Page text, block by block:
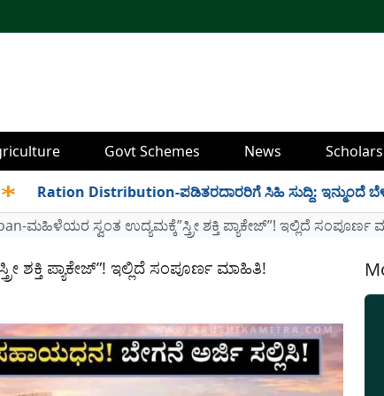
Govt Schemes News
Ration Distribution-ಪಡಿತರದಾರರಿಗೆ ಸಿಹಿ ಸುದ್ದಿ: ಇನ್ಮುಂದೆ ಬೆಳಿಗ್ಗೆ
ಮಹಿಳೆಯರ ಸ್ವಂತ ಉದ್ಯಮಕ್ಕೆ”ಸ್ತ್ರೀ ಶಕ್ತಿ ಪ್ಯಾಕೇಜ್”! ಇಲ್ಲಿದೆ ಸಂಪೂರ್ಣ
ಶಕ್ತಿ ಪ್ಯಾಕೇಜ್”! ಇಲ್ಲಿದೆ ಸಂಪೂರ್ಣ ಮಾಹಿತಿ!